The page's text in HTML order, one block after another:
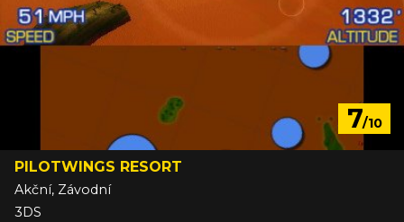
7/10
PILOTWINGS RESORT
Akční, Závodní
3DS